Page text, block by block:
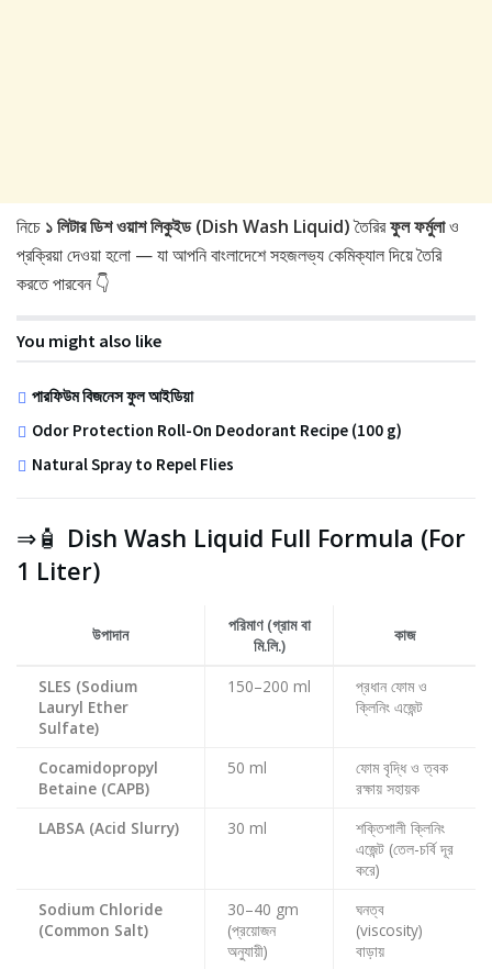
নিচে ১ লিটার ডিশ ওয়াশ লিকুইড (Dish Wash Liquid)তৈরিরফুল ফর্মুলাও
প্রক্রিয়া দেওয়া হলো — যা আপনি বাংলাদেশে সহজলভ্য কেমিক্যাল দিয়ে তৈরি
করতে পারবেন 👇
You might also like
পারফিউম বিজনেস ফুল আইডিয়া
Odor Protection Roll-On Deodorant Recipe (100 g)
Natural Spray to Repel Flies
⇒🧴 Dish Wash Liquid Full Formula (For
1 Liter)
উপাদান
পরিমাণ (গ্রাম বা
মি.লি.)
কাজ
SLES (Sodium
Lauryl Ether
Sulfate)
150–200 ml
প্রধান ফোম ও
ক্লিনিং এজেন্ট
Cocamidopropyl
Betaine (CAPB)
50 ml
ফোম বৃদ্ধি ও ত্বক
রক্ষায় সহায়ক
LABSA (Acid Slurry)
30 ml
শক্তিশালী ক্লিনিং
এজেন্ট (তেল-চর্বি দূর
করে)
Sodium Chloride
(Common Salt)
30–40 gm
(প্রয়োজন
অনুযায়ী)
ঘনত্ব
(viscosity)
বাড়ায়